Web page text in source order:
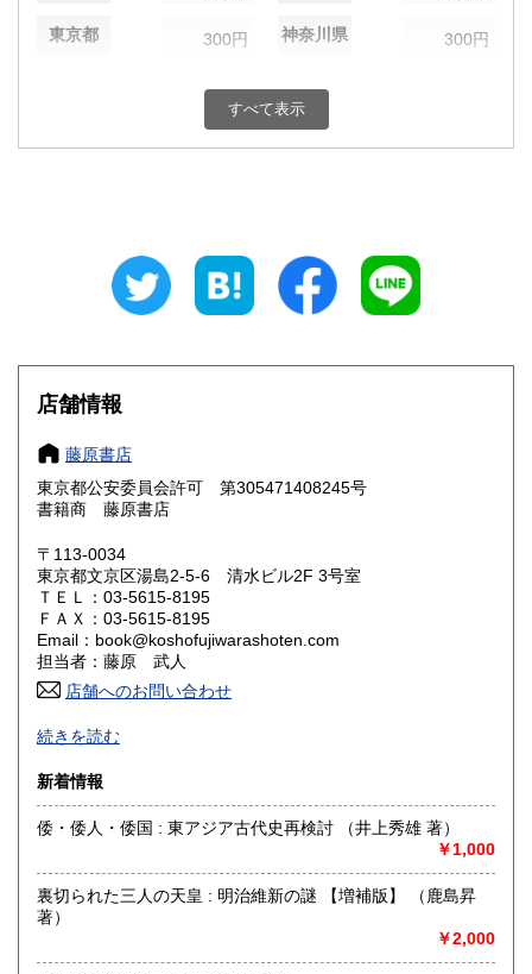
東京都 300円 神奈川県 300円
300円 富山県
300円 三重県
大阪府
奈良県
鳥取県 300円 島根県
岡山県
山口県 300円
香川県 300円 愛媛県
高知県 300円
佐賀県
熊本県 300円 大分県 300円
300円
沖縄県 300円
すべて表示
店舗情報
藤原書店
東京都公安委員会許可 第305471408245号
書籍商 藤原書店
〒113-0034
東京都文京区湯島2-5-6 清水ビル2F 3号室
ＴＥＬ：03-5615-8195
ＦＡＸ：03-5615-8195
Email：book@koshofujiwarashoten.com
担当者：藤原 武人
店舗へのお問い合わせ
【通信販売専門 (ご来店不可)】 の古書店です。
※大変申し訳ございませんが、店頭での販売は行っておりま
書籍の状態等、ご不明な点・気になる所がございましたら、
メールアドレス【book@koshofujiwarashoten.com】
※販売書籍につきまして【お電話でのお問い合わせ】は、現
品在庫を確認するためお時間を頂戴いたします。
続きを読む
新着情報
倭・倭人・倭国 : 東アジア古代史再検討 （井上秀雄 著）
￥1,000
裏切られた三人の天皇 : 明治維新の謎 【増補版】 （鹿島昇
著）
￥2,000